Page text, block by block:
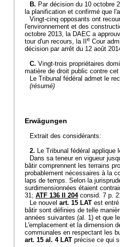
B. Par décision du 10 octobre
la planification et confirmé que
Vingt-cinq opposants ont
l'environnement et des
octobre 2013, la DAEC a
tour d'un recours, la II
e Cour
décision par arrêt du 12 août
C. Vingt-trois propriétaires
matière de droit public contre cet
Le Tribunal fédéral admet le
(résumé)
Erwägungen
Extrait des considérants:
2. Le Tribunal fédéral applique
Dans sa teneur en vigueur
bâtir comprennent les terrains
probablement nécessaires à la
laps de temps. Selon la
surdimensionnées étaient
31; ATF 136 II 204consid. 7 p.
Le nouvel art. 15 LAT est
bâtir sont définies de telle
années suivantes (al. 1) et que
L'emplacement et la dimension
communales en respectant les
art. 15 al. 4 LAT précise ce qui